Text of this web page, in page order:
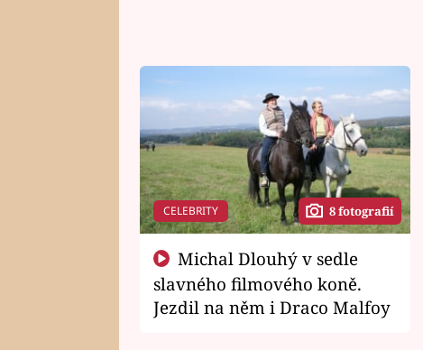
CELEBRITY 8 fotografií
slavného filmového koně.
Jezdil na něm i Draco Malfoy